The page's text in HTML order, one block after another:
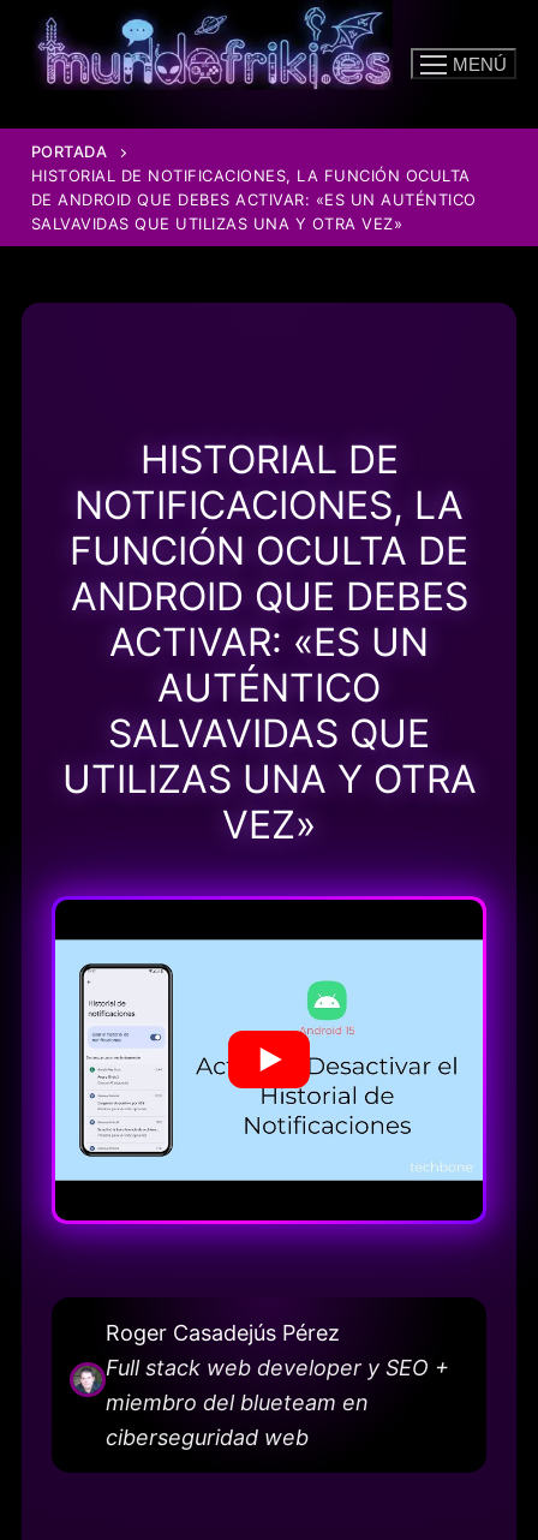
contenido
MENÚ
PORTADA
HISTORIAL DE NOTIFICACIONES, LA FUNCIÓN OCULTA
DE ANDROID QUE DEBES ACTIVAR: «ES UN AUTÉNTICO
SALVAVIDAS QUE UTILIZAS UNA Y OTRA VEZ»
HISTORIAL DE
NOTIFICACIONES, LA
FUNCIÓN OCULTA DE
ANDROID QUE DEBES
ACTIVAR: «ES UN
AUTÉNTICO
SALVAVIDAS QUE
UTILIZAS UNA Y OTRA
VEZ»
Roger Casadejús Pérez
Full stack web developer y SEO +
miembro del blueteam en
ciberseguridad web